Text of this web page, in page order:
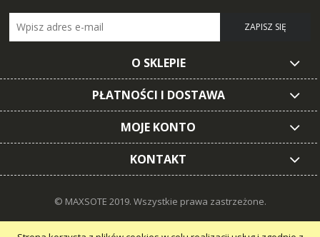
ZAPISZ SIĘ
O SKLEPIE
PŁATNOŚCI I DOSTAWA
MOJE KONTO
KONTAKT
© MAXSOTE 2019. Wszystkie prawa zastrzeżone.